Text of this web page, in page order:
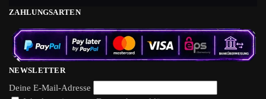
ZAHLUNGSARTEN
NEWSLETTER
Deine E-Mail-Adresse